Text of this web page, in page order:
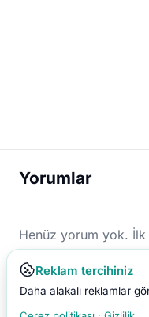
Yorumlar
Henüz yorum yok.
Reklam tercihiniz
Daha alakalı reklamlar